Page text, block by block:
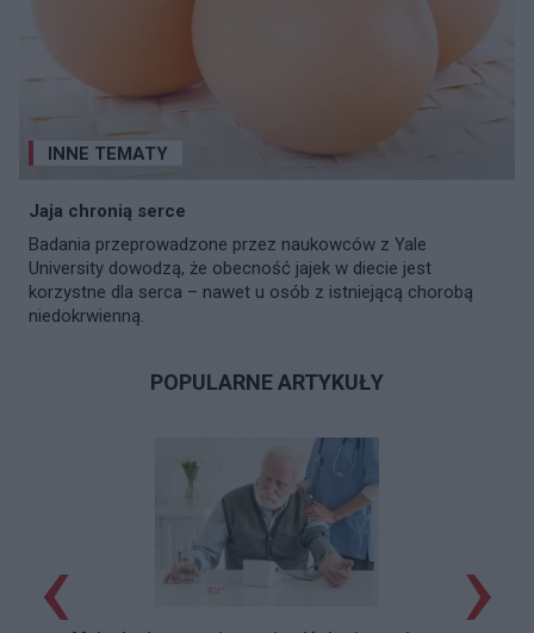
INNE TEMATY
Jaja chronią serce
Badania przeprowadzone przez naukowców z Yale
University dowodzą, że obecność jajek w diecie jest
korzystne dla serca – nawet u osób z istniejącą chorobą
niedokrwienną.
POPULARNE ARTYKUŁY
‹ ›